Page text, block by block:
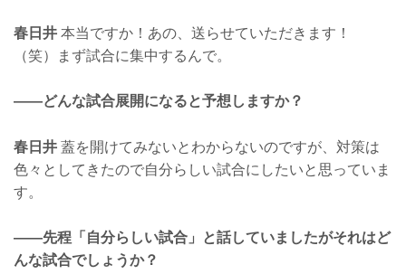
春日井 本当ですか！あの、送らせていただきます！
（笑）まず試合に集中するんで。
——どんな試合展開になると予想しますか？
春日井 蓋を開けてみないとわからないのですが、対策は
色々としてきたので自分らしい試合にしたいと思っていま
す。
——先程「自分らしい試合」と話していましたがそれはど
んな試合でしょうか？